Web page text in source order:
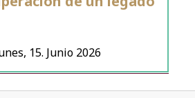
15. Junio 2026